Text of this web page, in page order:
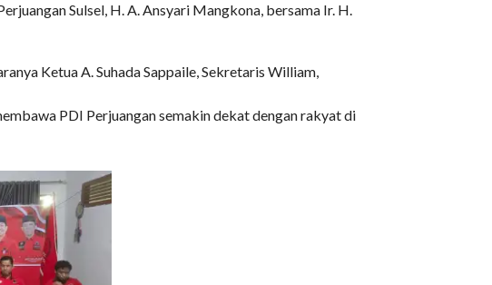
Sulsel, H. A. Ansyari Mangkona, bersama Ir. H.
Ketua A. Suhada Sappaile, Sekretaris William,
PDI Perjuangan semakin dekat dengan rakyat di